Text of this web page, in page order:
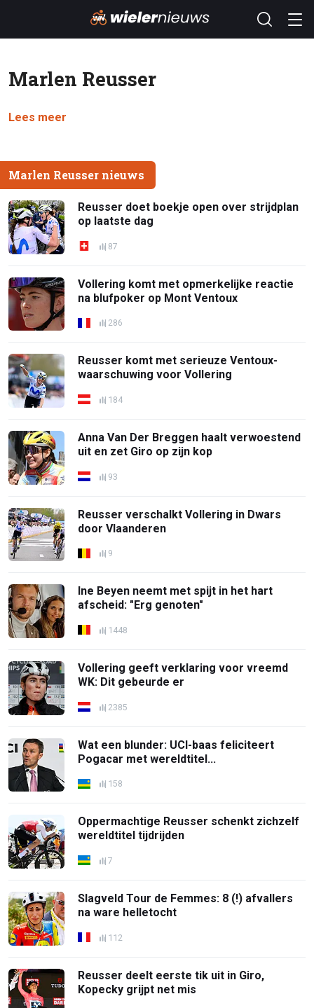
Marlen Reusser
Lees meer
Marlen Reusser nieuws
Reusser doet boekje open over strijdplan
op laatste dag
87
Vollering komt met opmerkelijke reactie
na blufpoker op Mont Ventoux
286
Reusser komt met serieuze Ventoux-
waarschuwing voor Vollering
184
Anna Van Der Breggen haalt verwoestend
uit en zet Giro op zijn kop
93
Reusser verschalkt Vollering in Dwars
door Vlaanderen
9
Ine Beyen neemt met spijt in het hart
afscheid: "Erg genoten"
1448
Vollering geeft verklaring voor vreemd
WK: Dit gebeurde er
2385
Wat een blunder: UCI-baas feliciteert
Pogacar met wereldtitel...
158
Oppermachtige Reusser schenkt zichzelf
wereldtitel tijdrijden
7
Slagveld Tour de Femmes: 8 (!) afvallers
na ware helletocht
112
Reusser deelt eerste tik uit in Giro,
Kopecky grijpt net mis